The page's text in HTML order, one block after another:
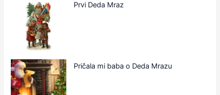
Prvi Deda Mraz
Pričala mi baba o Deda Mrazu